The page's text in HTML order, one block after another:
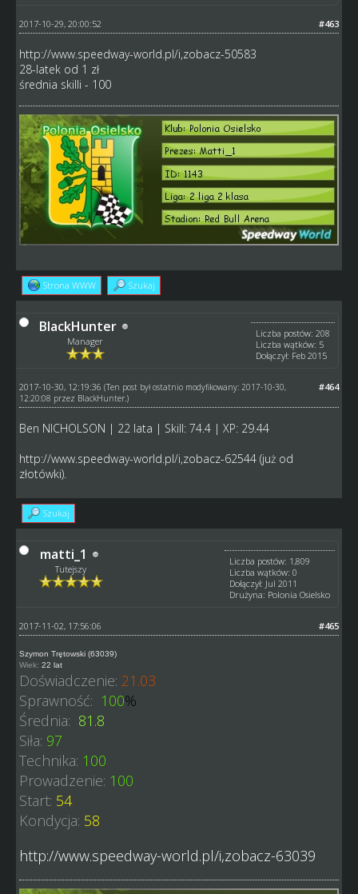
#463
2017-10-29, 20:00:52
http://www.speedway-world.pl/i,zobacz-50583
28-latek od 1 zł
średnia skilli - 100
Strona WWW Szukaj
BlackHunter
Manager
Liczba postów: 208
Liczba wątków: 5
Dołączył: Feb 2015
#464
2017-10-30, 12:19:36 (Ten post był ostatnio modyfikowany: 2017-10-30,
12:20:08 przez BlackHunter.)
Ben NICHOLSON | 22 lata | Skill: 74.4 | XP: 29.44
http://www.speedway-world.pl/i,zobacz-62544(już od
złotówki).
Szukaj
matti_1
Tutejszy
Liczba postów: 1,809
Liczba wątków: 0
Dołączył: Jul 2011
Drużyna: Polonia Osielsko
#465
2017-11-02, 17:56:06
Szymon Trętowski (63039)
Wiek: 22 lat
Doświadczenie: 21.03
Sprawność: 100%
Średnia: 81.8
Siła: 97
Technika: 100
Prowadzenie: 100
Start: 54
Kondycja: 58
http://www.speedway-world.pl/i,zobacz-63039